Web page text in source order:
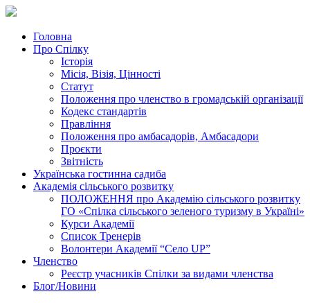
Головна
Про Спілку
Історія
Місія, Візія, Цінності
Статут
Положення про членство в громадській організації
Кодекс стандартів
Правління
Положення про амбасадорів, Амбасадори
Проєкти
Звітність
Українська гостинна садиба
Академія сільського розвитку
ПОЛОЖЕННЯ про Академію cільського розвитку
ГО «Спілка сільського зеленого туризму в Україні»
Курси Академії
Список Тренерів
Волонтери Академії “Село UP”
Членство
Реєстр учасників Спілки за видами членства
Блог/Новини